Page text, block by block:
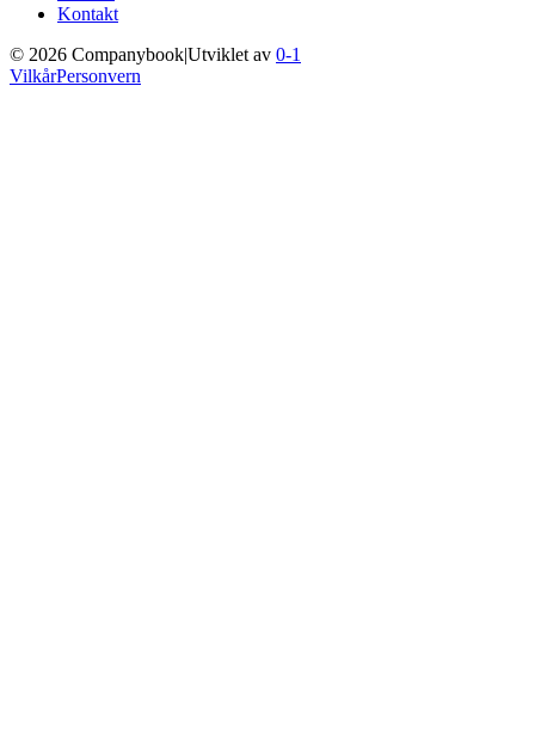
Kontakt
© 2026 Companybook|Utviklet av 0-1
VilkårPersonvern